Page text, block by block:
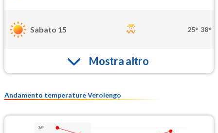
Sabato 15 25° 38°
Mostra altro
Andamento temperature Verolengo
36°